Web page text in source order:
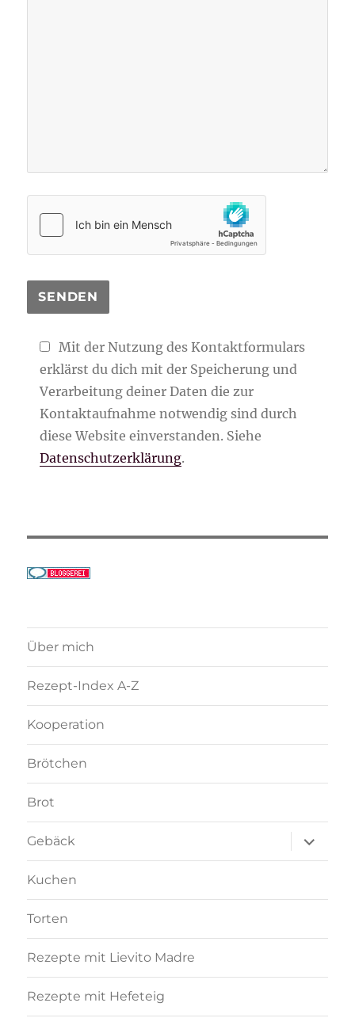
Mit der Nutzung des Kontaktformulars
erklärst du dich mit der Speicherung und
Verarbeitung deiner Daten die zur
Kontaktaufnahme notwendig sind durch
diese Website einverstanden. Siehe
Datenschutzerklärung.
Über mich
Rezept-Index A-Z
Kooperation
Brötchen
Brot
Gebäck
anzeigen
Kuchen
Torten
Rezepte mit Lievito Madre
Rezepte mit Hefeteig